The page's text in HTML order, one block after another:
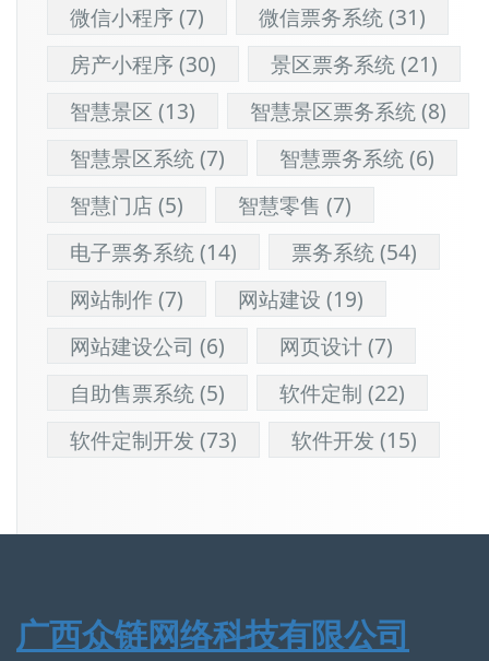
微信小程序(7) 微信票务系统(31)
房产小程序(30) 景区票务系统(21)
智慧景区 (13) 智慧景区票务系统(8)
智慧景区系统(7) 智慧票务系统(6)
智慧门店(5) 智慧零售 (7)
电子票务系统(14) 票务系统(54)
网站制作(7) 网站建设 (19)
网站建设公司 (6) 网页设计(7)
自助售票系统(5) 软件定制 (22)
软件定制开发 (73) 软件开发 (15)
广西众链网络科技有限公司